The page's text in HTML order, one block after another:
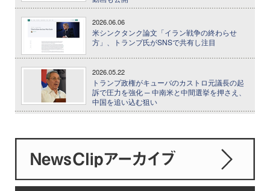
2026.06.06
米シンクタンク論文「イラン戦争の終わらせ
方」、トランプ氏がSNSで共有し注目
2026.05.22
トランプ政権がキューバのカストロ元議長の起
訴で圧力を強化 ─ 中南米と中間選挙を押さえ、
中国を追い込む狙い